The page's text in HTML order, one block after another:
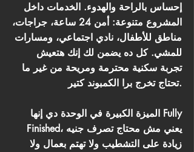
إحساس بالراحة والهدوء. الخدمات داخل
المشروع متنوعة: أمن 24 ساعة، جراجات،
مناطق للأطفال، نادي اجتماعي، ومسارات
للمشي. كل ده يضمن لك إنك هتعيش
تجربة سكنية محترمة ومريحة من غير ما
تحتاج تخرج برا الكمبوند كتير.
الميزة الكبيرة في الوحدة دي إنها Fully
Finished، يعني مش محتاج تصرف جنيه
زيادة على التشطيب ولا تهتم بعمال ولا